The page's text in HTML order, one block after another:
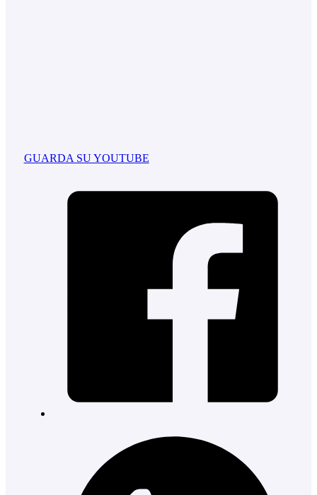
GUARDA SU YOUTUBE